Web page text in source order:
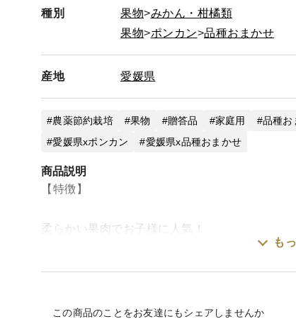
種別 果物
みかん・柑橘類
果物
ポンカン 品種おまかせ
産地 愛媛県
農薬節約栽培 果物 贈答品 家庭用 品種お
愛媛県xポンカン
愛媛県x品種おまかせ
商品説明
【特徴】
柔らかい果肉でお子様に人気！
★お子様から大人の方まで幅広い年齢層に愛さ
も
この商品のことをお友達にもシェアしませんか